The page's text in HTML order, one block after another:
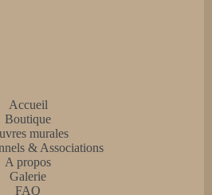
Accueil
Boutique
murales
& Associations
A propos
Galerie
FAQ